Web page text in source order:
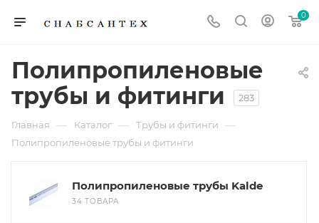
0
Полипропиленовые
трубы и фитинги
283
Главная — Каталог — Трубы и фитинги —
Полипропиленовые трубы и фитинги
Полипропиленовые трубы Kalde
34 ТОВАРА